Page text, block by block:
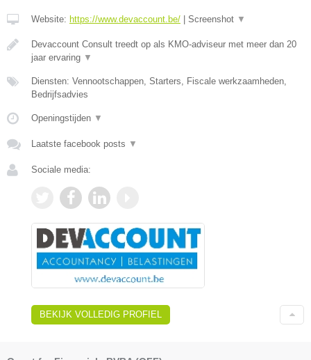
Website: https://www.devaccount.be/ Screenshot ▼
Devaccount Consult treedt op als KMO-adviseur met meer dan 20
jaar ervaring ▼
Diensten: Vennootschappen, Starters, Fiscale werkzaamheden,
Bedrijfsadvies
Openingstijden ▼
Laatste facebook posts ▼
Sociale media:
BEKIJK VOLLEDIG PROFIEL